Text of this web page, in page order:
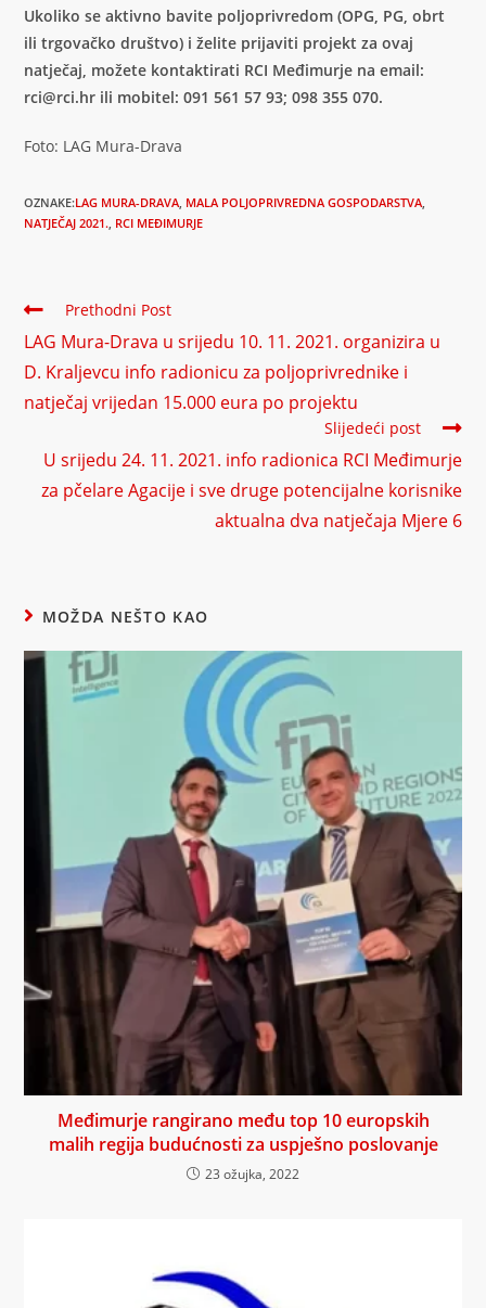
Ukoliko se aktivno bavite poljoprivredom (OPG, PG, obrt
ili trgovačko društvo) i želite prijaviti projekt za ovaj
natječaj, možete kontaktirati RCI Međimurje na email:
rci@rci.hr ili mobitel: 091 561 57 93; 098 355 070.
Foto: LAG Mura-Drava
OZNAKE:LAG MURA-DRAVA MALA POLJOPRIVREDNA GOSPODARSTVA
NATJEČAJ 2021. RCI MEĐIMURJE
Prethodni Post
LAG Mura-Drava u srijedu 10. 11. 2021. organizira u
D. Kraljevcu info radionicu za poljoprivrednike i
natječaj vrijedan 15.000 eura po projektu
Slijedeći post
U srijedu 24. 11. 2021. info radionica RCI Međimurje
za pčelare Agacije i sve druge potencijalne korisnike
aktualna dva natječaja Mjere 6
MOŽDA NEŠTO KAO
Međimurje rangirano među top 10 europskih
malih regija budućnosti za uspješno poslovanje
23 ožujka, 2022